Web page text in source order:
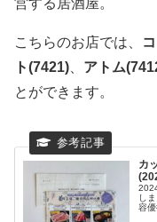
こちらのお店では、
ト(7421)
アトム
とができます。
カ
し
容